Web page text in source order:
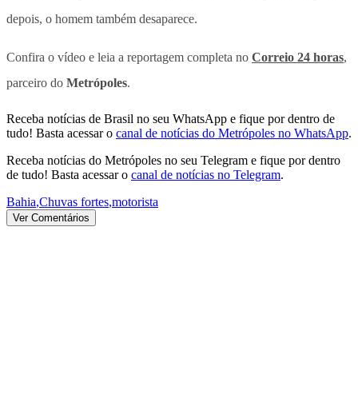
depois, o homem também desaparece.
Confira o vídeo e leia a reportagem completa no Correio 24 horas,
parceiro do Metrópoles.
Receba notícias de Brasil no seu WhatsApp e fique por dentro de
tudo! Basta acessar o canal de notícias do Metrópoles no WhatsApp.
Receba notícias do Metrópoles no seu Telegram e fique por dentro
de tudo! Basta acessar o canal de notícias no Telegram.
Bahia,Chuvas fortes,motorista
Ver Comentários